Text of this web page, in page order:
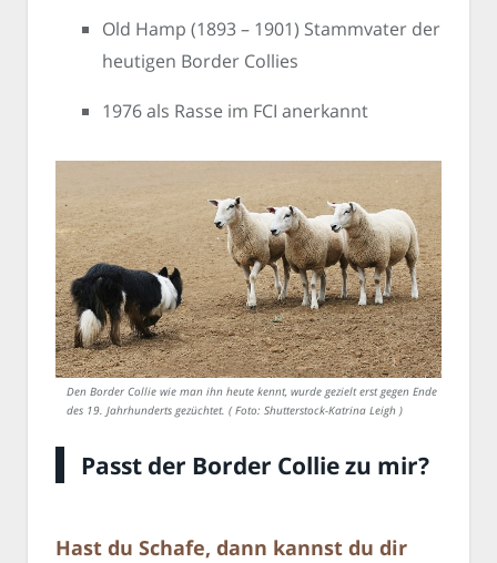
Old Hamp (1893 – 1901) Stammvater der
heutigen Border Collies
1976 als Rasse im FCI anerkannt
Den Border Collie wie man ihn heute kennt, wurde gezielt erst gegen Ende
des 19. Jahrhunderts gezüchtet. ( Foto: Shutterstock-Katrina Leigh )
Passt der Border Collie zu mir?
Hast du Schafe, dann kannst du dir